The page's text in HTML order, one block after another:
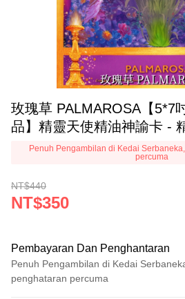
玫瑰草 PALMAROSA【5*7
品】精靈天使精油神諭卡 -
Penuh Pengambilan di Kedai
percuma
NT$440
NT$350
Pembayaran Dan Penghantaran
Penuh Pengambilan di Kedai
penghataran percuma